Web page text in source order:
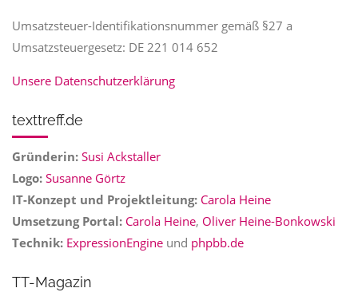
Umsatzsteuer-Identifikationsnummer gemäß §27 a
Umsatzsteuergesetz: DE 221 014 652
Unsere Datenschutzerklärung
texttreff.de
Gründerin: Susi Ackstaller
Logo: Susanne Görtz
IT-Konzept und Projektleitung: Carola Heine
Umsetzung Portal: Carola Heine, Oliver Heine-Bonkowski
Technik: ExpressionEngine und phpbb.de
TT-Magazin